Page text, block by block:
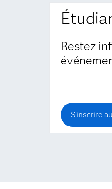
Restez
S'inscrire